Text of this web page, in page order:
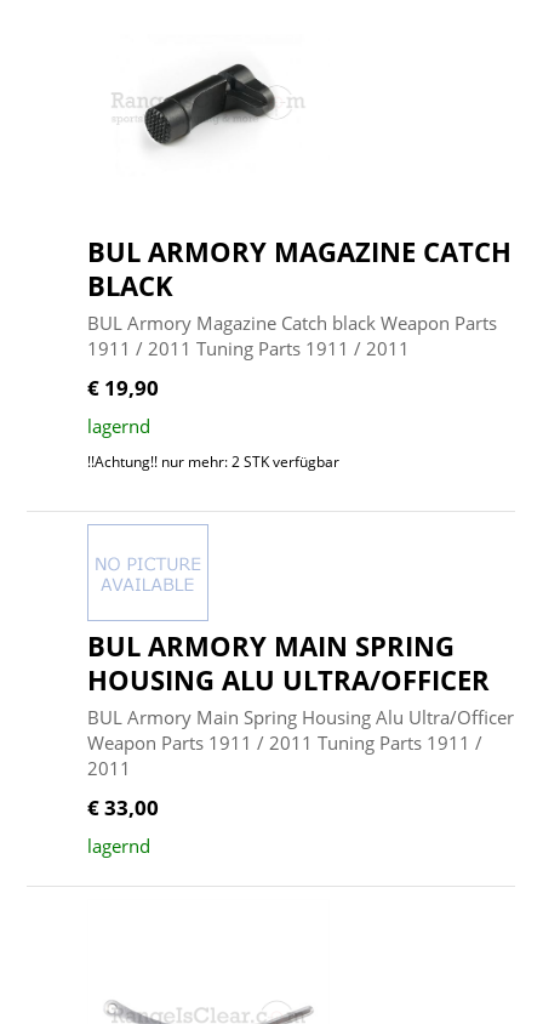
BUL ARMORY MAGAZINE CATCH
BLACK
BUL Armory Magazine Catch black Weapon Parts
1911 / 2011 Tuning Parts 1911 / 2011
€ 19,90
lagernd
!!Achtung!! nur mehr: 2 STK verfügbar
BUL ARMORY MAIN SPRING
HOUSING ALU ULTRA/OFFICER
BUL Armory Main Spring Housing Alu Ultra/Officer
Weapon Parts 1911 / 2011 Tuning Parts 1911 /
2011
€ 33,00
lagernd